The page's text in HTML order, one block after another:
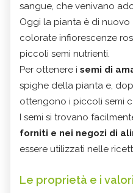
sangue, che venivano
Oggi la pianta è di
colorate infiorescenze
piccoli semi nutrienti.
Per ottenere i semi di
spighe della pianta e,
ottengono i piccoli semi
I semi si trovano
forniti e nei negozi di
essere utilizzati nelle
Le proprietà e i